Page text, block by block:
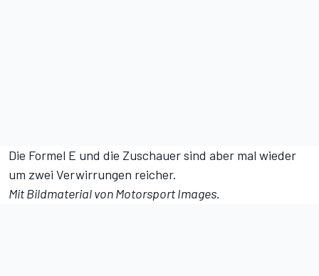
Die Formel E und die Zuschauer sind aber mal wieder
um zwei Verwirrungen reicher.
Mit Bildmaterial vonMotorsport Images.